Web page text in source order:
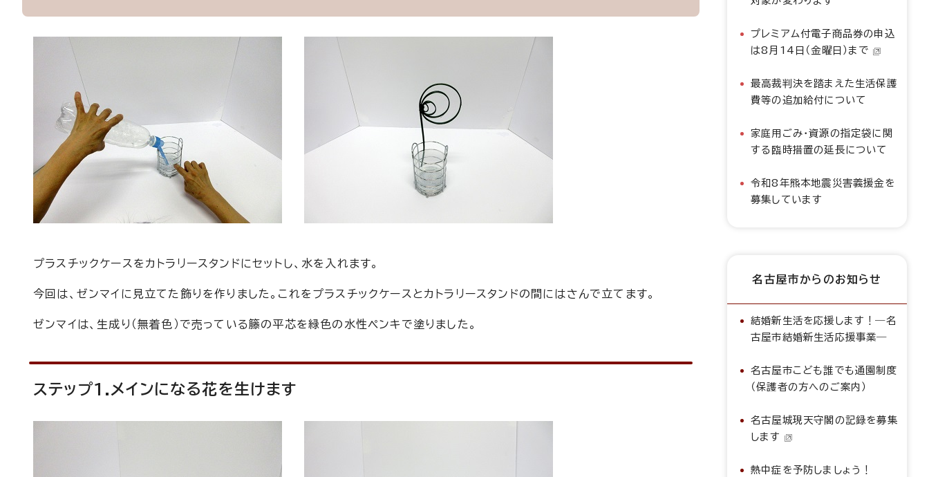
プラスチックケースをカトラリースタンドにセットし、水を入れます。
今回は、ゼンマイに見立てた飾りを作りました。これをプラスチックケースとカトラリースタンドの間にはさんで立てます。
ゼンマイは、生成り（無着色）で売っている籐の平芯を緑色の水性ペンキで塗りました。
ステップ1.メインになる花を生けます
プレミアム付電子商品券の申込
は8月14日（金曜日）まで
最高裁判決を踏まえた生活保護
費等の追加給付について
家庭用ごみ・資源の指定袋に関
する臨時措置の延長について
令和8年熊本地震災害義援金を
募集しています
名古屋市からのお知らせ
結婚新生活を応援します！―名
古屋市結婚新生活応援事業―
名古屋市こども誰でも通園制度
（保護者の方へのご案内）
名古屋城現天守閣の記録を募集
します
熱中症を予防しましょう！